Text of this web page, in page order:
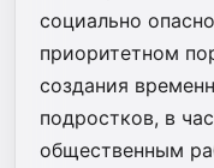
социально
приоритетном
создания
подростков, в
общественным